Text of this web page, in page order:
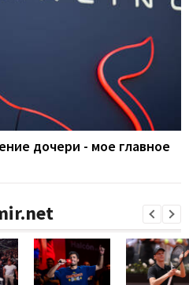
дочери - мое главное